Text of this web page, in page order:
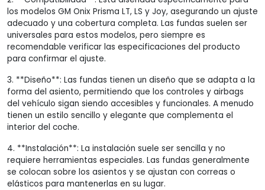
los modelos GM Onix Prisma LT, LS y Joy, asegurando un ajuste
adecuado y una cobertura completa. Las fundas suelen ser
universales para estos modelos, pero siempre es
recomendable verificar las especificaciones del producto
para confirmar el ajuste.
3. **Diseño**: Las fundas tienen un diseño que se adapta a la
forma del asiento, permitiendo que los controles y airbags
del vehículo sigan siendo accesibles y funcionales. A menudo
tienen un estilo sencillo y elegante que complementa el
interior del coche.
4. **Instalación**: La instalación suele ser sencilla y no
requiere herramientas especiales. Las fundas generalmente
se colocan sobre los asientos y se ajustan con correas o
elásticos para mantenerlas en su lugar.